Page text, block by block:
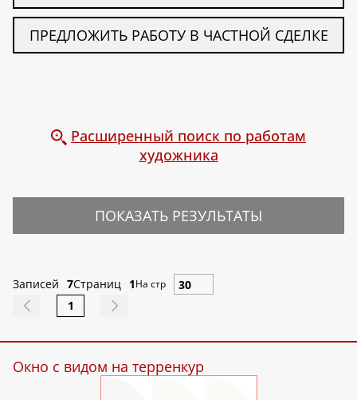
ПРЕДЛОЖИТЬ РАБОТУ В ЧАСТНОЙ СДЕЛКЕ
Расширенный поиск по работам
художника
ПОКАЗАТЬ РЕЗУЛЬТАТЫ
Записей 7Страниц 1На стр
1
Окно с видом на терренкур